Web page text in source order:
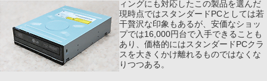
ィングにも対応したこの製品を選んだ
現時点ではスタンダードPCとしては若
干贅沢な印象もあるが、安価なショッ
プでは16,000円台で入手できることも
あり、価格的にはスタンダードPCクラ
スを大きくかけ離れるものではなくな
りつつある。